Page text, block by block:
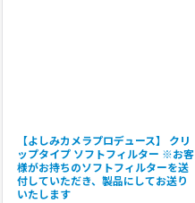
【よしみカメラプロデュース】 クリ
ップタイプ ソフトフィルター ※お客
様がお持ちのソフトフィルターを送
付していただき、製品にしてお送り
いたします